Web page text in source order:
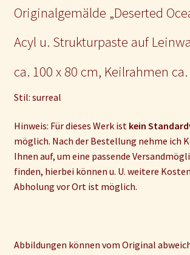
Originalgemälde „Deserted
Acyl u. Strukturpaste auf
ca. 100 x 80 cm, Keilrahmen
Stil: surreal
Hinweis: Für dieses Werk ist kein
möglich. Nach der Bestellung nehme ich
Ihnen auf, um eine passende
finden, hierbei können u. U. weitere
Abholung vor Ort ist möglich.
Abbildungen können vom Original